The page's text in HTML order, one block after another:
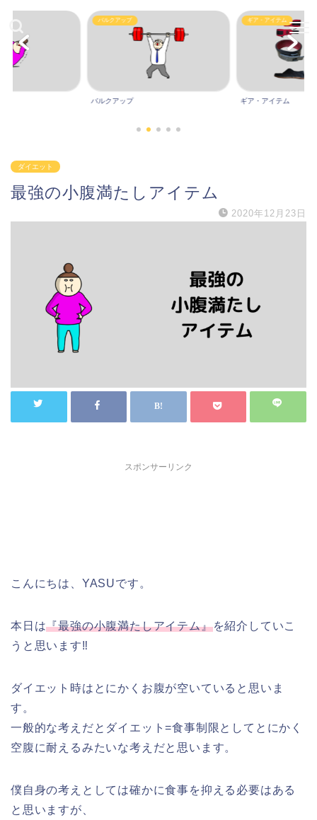
ギア・アイテム
ギア・アイテム
Other
Other
ダイエット
最強の小腹満たしアイテム
2020年12月23日
スポンサーリンク
こんにちは、YASUです。
本日は『最強の小腹満たしアイテム』を紹介していこ
うと思います‼︎
ダイエット時はとにかくお腹が空いていると思いま
す。
一般的な考えだとダイエット=食事制限としてとにかく
空腹に耐えるみたいな考えだと思います。
僕自身の考えとしては確かに食事を抑える必要はある
と思いますが、